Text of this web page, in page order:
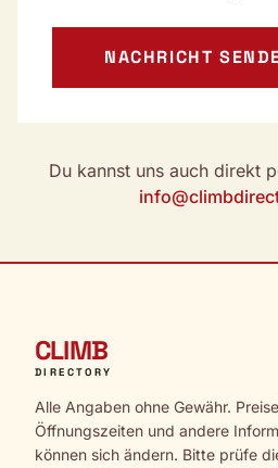
NACHRICHT
Du kannst uns auch direkt
CLIMB
DIRECTORY
Alle Angaben ohne Gewähr.
Öffnungszeiten und andere
können sich ändern. Bitte prüfe